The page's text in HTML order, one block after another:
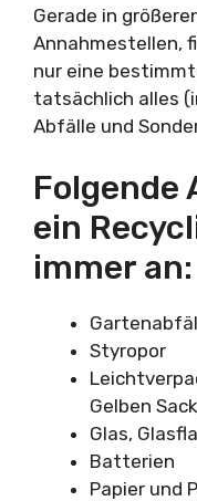
Gerade in
Annahmestellen,
nur eine
tatsächlich alles
Abfälle und
Folgende
ein
immer an:
Styropor
Gelben
Glas,
Batterien
Papier und